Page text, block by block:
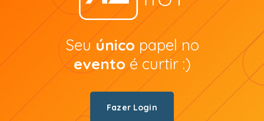
Seu único papel no
evento é curtir :)
Fazer Login